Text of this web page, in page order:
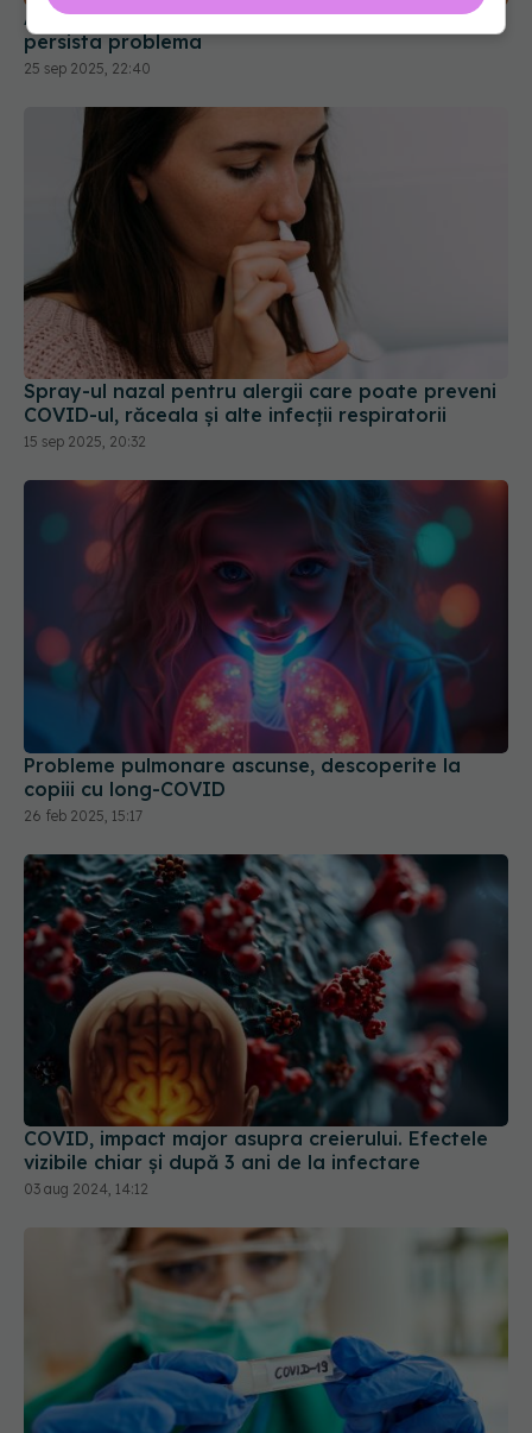
Spray-ul nazal pentru alergii care poate preveni
COVID-ul, răceala și alte infecții respiratorii
15 sep 2025, 20:32
Probleme pulmonare ascunse, descoperite la
copiii cu long-COVID
COVID, impact major asupra creierului. Efectele
vizibile chiar și după 3 ani de la infectare
03 aug 2024, 14:12